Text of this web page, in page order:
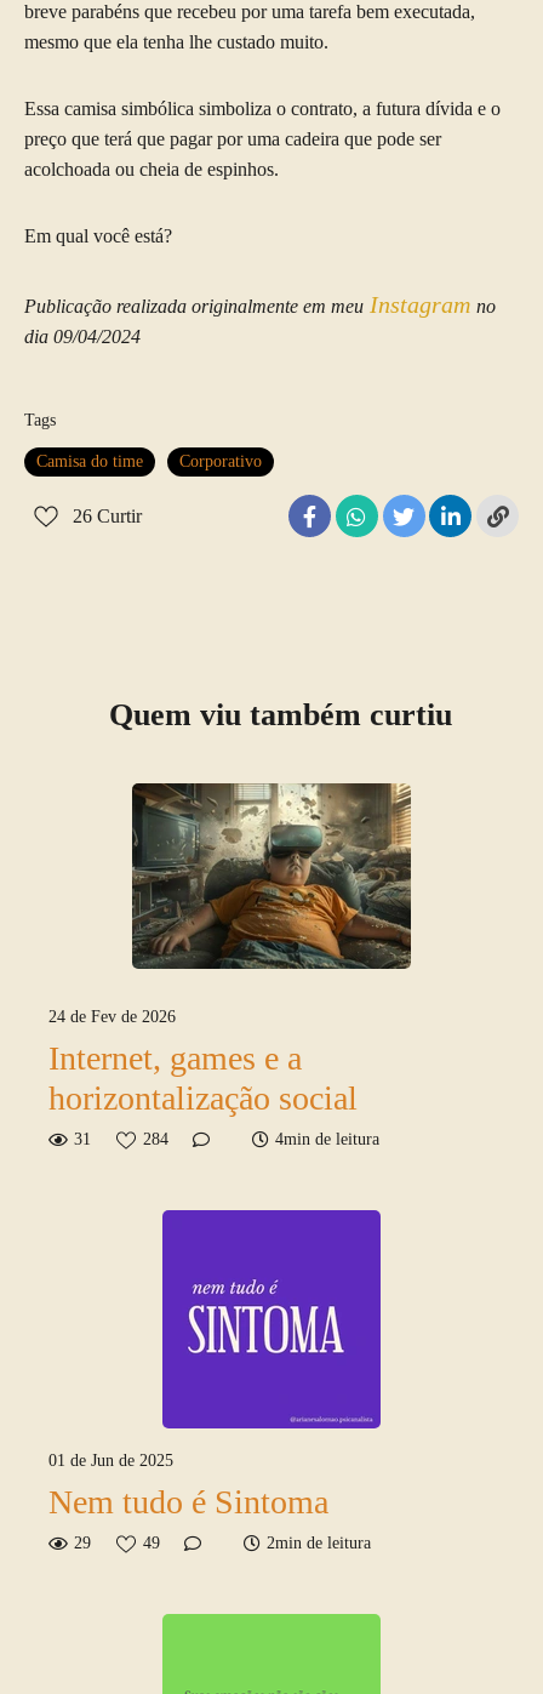
breve parabéns que recebeu por uma tarefa bem executada,
mesmo que ela tenha lhe custado muito.
Essa camisa simbólica simboliza o contrato, a futura dívida e o
preço que terá que pagar por uma cadeira que pode ser
acolchoada ou cheia de espinhos.
Em qual você está?
Publicação realizada originalmente em meu Instagram no
dia 09/04/2024
Tags
Camisa do time Corporativo
26 Curtir
Quem viu também curtiu
24 de Fev de 2026
Internet, games e a
horizontalização social
31 284 4min de leitura
01 de Jun de 2025
Nem tudo é Sintoma
29 49 2min de leitura